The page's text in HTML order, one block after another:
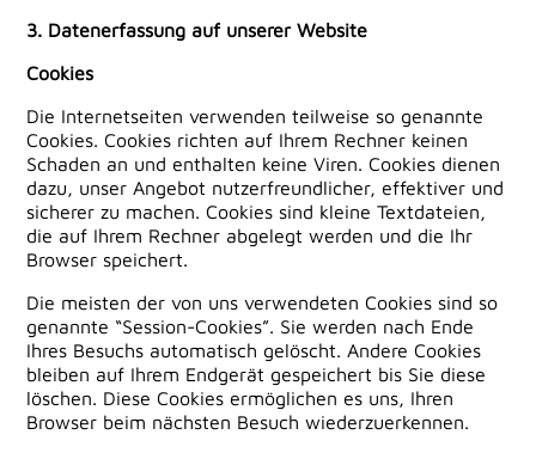
3. Datenerfassung auf unserer Website
Cookies
Die Internetseiten verwenden teilweise so genannte
Cookies. Cookies richten auf Ihrem Rechner keinen
Schaden an und enthalten keine Viren. Cookies dienen
dazu, unser Angebot nutzerfreundlicher, effektiver und
sicherer zu machen. Cookies sind kleine Textdateien,
die auf Ihrem Rechner abgelegt werden und die Ihr
Browser speichert.
Die meisten der von uns verwendeten Cookies sind so
genannte “Session-Cookies”. Sie werden nach Ende
Ihres Besuchs automatisch gelöscht. Andere Cookies
bleiben auf Ihrem Endgerät gespeichert bis Sie diese
löschen. Diese Cookies ermöglichen es uns, Ihren
Browser beim nächsten Besuch wiederzuerkennen.